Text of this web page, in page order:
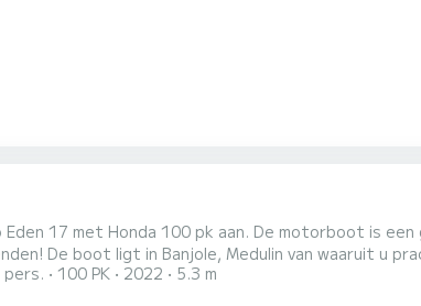
17 met Honda 100 pk aan. De motorboot is een
en baaien
trucs nodig hebt, zal ik u deze tijdens het
pers. 100 PK 2022 5.3 m